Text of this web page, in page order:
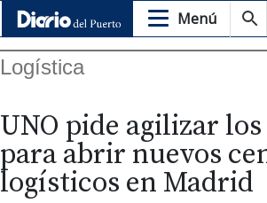
Menú
Logística
UNO pide agilizar
para abrir nuevos
logísticos en Madrid